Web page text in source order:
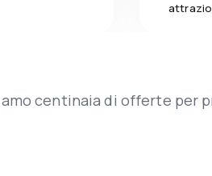
centinaia di offerte per